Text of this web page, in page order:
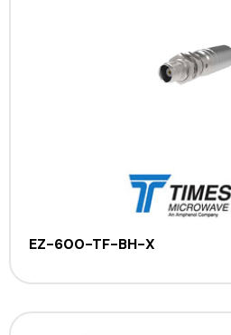
EZ-600-TF-BH-X